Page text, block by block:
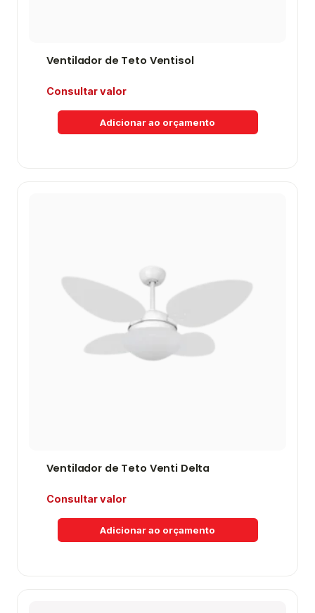
Ventilador de Teto Ventisol
Consultar valor
Adicionar ao orçamento
Ventilador de Teto Venti Delta
Consultar valor
Adicionar ao orçamento